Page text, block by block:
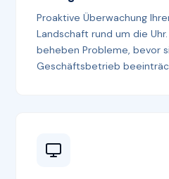
Proaktive Überwachung
Landschaft rund um die
beheben Probleme, bevor
Geschäftsbetrieb